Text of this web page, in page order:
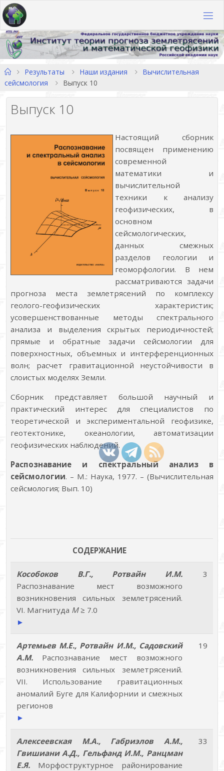
Перейти
к
содержимому
ГлавнаяРезультаты Наши издания
Вычислительная
сейсмология
Выпуск 10
Выпуск 10
Настоящий сборник
посвящен применению
современной
математики и
вычислительной
техники к анализу
геофизических, в
основном
сейсмологических,
данных смежных
разделов геологии и
геоморфологии. В нем
рассматриваются задачи
прогноза места землетрясений по комплексу
геолого-геофизических характеристик;
усовершенствованные методы спектрального
анализа и выделения скрытых периодичностей;
прямые и обратные задачи сейсмологии для
поверхностных, объемных и интерференционных
волн; расчет гравитационной неустойчивости в
слоистых моделях Земли.
Сборник представляет большой научный и
практический интерес для специалистов по
теоретической и экспериментальной геофизике,
геотектонике, океанологии, автоматизации
геофизических наблюдений.
Распознавание и спектральный анализ в
сейсмологии. – М.: Наука, 1977. – (Вычислительная
сейсмология; Вып. 10)
СОДЕРЖАНИЕ
Кособоков В.Г., Ротвайн И.М.
Распознавание мест возможного
возникновения сильных землетрясений.
VI. Магнитуда М≥ 7.0
►
3
Артемьев М.Е., Ротвайн И.М., Садовский
А.М.Распознавание мест возможного
возникновения сильных землетрясений.
VII. Использование гравитационных
аномалий Буге для Калифорнии и смежных
регионов
►
19
Алексеевская М.А., Габриэлов А.М.,
Гвишиани А.Д., Гельфанд И.М., Ранцман
Е.Я.Морфоструктурное районирование
33